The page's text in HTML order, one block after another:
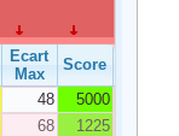
Ecart
Max
Score
48
5000
68
1225